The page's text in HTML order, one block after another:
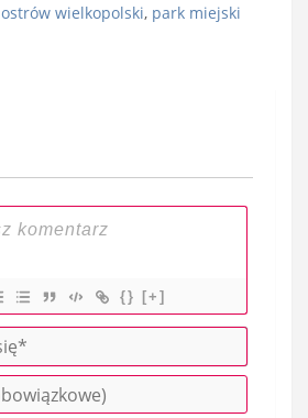
ostrów wielkopolski, park miejski
{} [+]
P
r
E